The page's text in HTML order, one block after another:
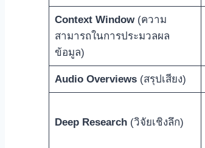
Context Window (ความ
สามารถในการประมวลผล
ข้อมูล)
Audio Overviews (สรุปเสียง)
Deep Research (วิจัยเชิงลึก)